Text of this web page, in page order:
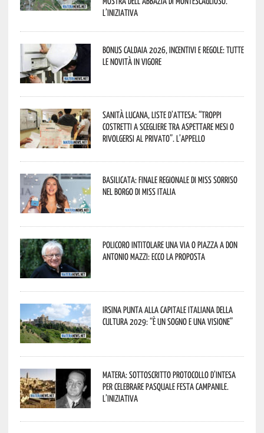
L’iniziativa
Bonus caldaia 2026, incentivi e regole: tutte
le novità in vigore
Sanità lucana, liste d’attesa: “Troppi
costretti a scegliere tra aspettare mesi o
rivolgersi al privato”. L’appello
Basilicata: finale regionale di Miss Sorriso
nel borgo di Miss Italia
Policoro intitolare una via o piazza a don
Antonio Mazzi: ecco la proposta
Irsina punta alla Capitale italiana della
Cultura 2029: “È un sogno e una visione”
Matera: sottoscritto protocollo d’intesa
per celebrare Pasquale Festa Campanile.
L’iniziativa